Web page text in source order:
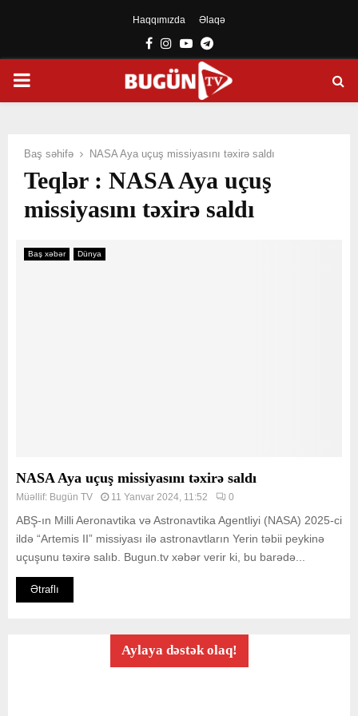
Haqqımızda Əlaqə
Facebook
Instagram
YoutubeTelegram
PRIMARY
Baş səhifə NASA Aya uçuş missiyasını təxirə saldı
Teqlər : NASA Aya uçuş
missiyasını təxirə saldı
Baş xəbər Dünya
NASA Aya uçuş missiyasını təxirə saldı
Müəllif: Bugün TV 11 Yanvar 2024, 11:52 0
ABŞ-ın Milli Aeronavtika və Astronavtika Agentliyi (NASA) 2025-ci
ildə “Artemis II” missiyası ilə astronavtların Yerin təbii peykinə
uçuşunu təxirə salıb. Bugun.tv xəbər verir ki, bu barədə...
Ətraflı
Aylaya dəstək olaq!